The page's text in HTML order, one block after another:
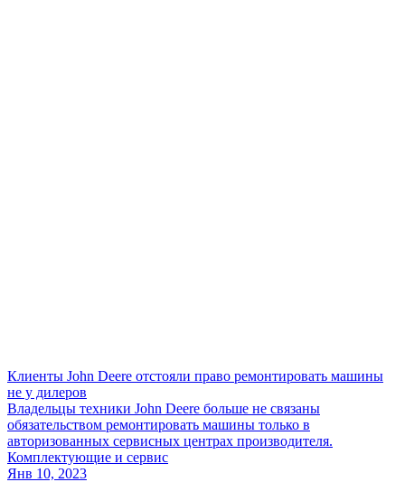
Клиенты John Deere отстояли право ремонтировать машины
не у дилеров
Владельцы техники John Deere больше не связаны
обязательством ремонтировать машины только в
авторизованных сервисных центрах производителя.
Комплектующие и сервис
Янв 10, 2023